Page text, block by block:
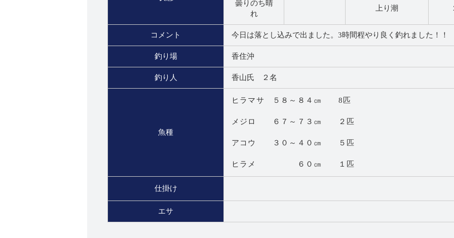
曇りのち晴
れ
上り潮
コメント 今日は落とし込みで出ました。3時間程やり良く釣れました！！
釣り場 香住沖
釣り人 香山氏 ２名
魚種
ヒラマサ ５８～８４㎝ 8匹
メジロ ６７～７３㎝ ２匹
アコウ ３０～４０㎝ ５匹
ヒラメ ６０㎝ １匹
仕掛け
エサ